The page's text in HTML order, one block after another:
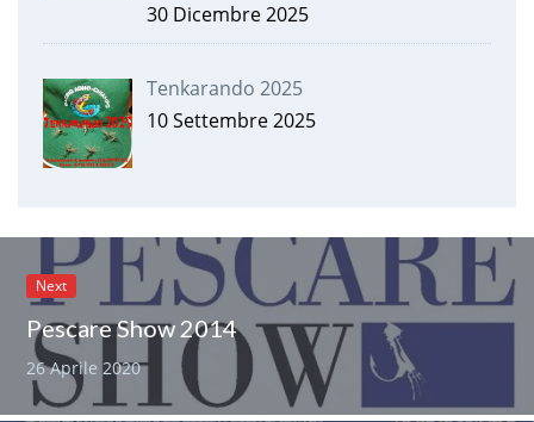
30 Dicembre 2025
Tenkarando 2025
10 Settembre 2025
Next
Pescare Show 2014
26 Aprile 2020